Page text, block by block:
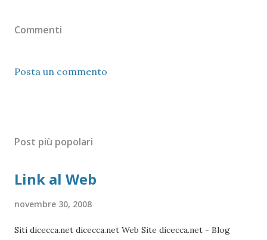
Commenti
Posta un commento
Post più popolari
Link al Web
novembre 30, 2008
Siti dicecca.net dicecca.net Web Site dicecca.net - Blog